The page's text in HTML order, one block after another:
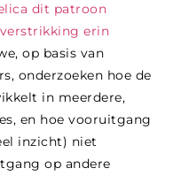
dit patroon
erin
op basis van
onderzoeken hoe de
in meerdere,
en hoe vooruitgang
inzicht) niet
op andere